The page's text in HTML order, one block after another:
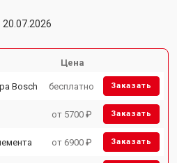
Цена
Bosch бесплатно Заказать
от 5700 ₽ Заказать
от 6900 ₽ Заказать